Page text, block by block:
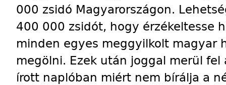
000 zsidó Magyarországon.
400 000 zsidót, hogy érzékeltesse
minden egyes meggyilkolt magyar
megölni. Ezek után joggal merül
írott naplóban miért nem bírálja a